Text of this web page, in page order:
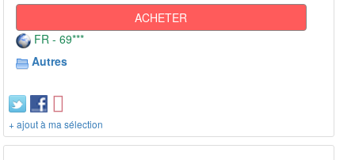
ACHETER
FR - 69***
Autres
+ ajout à ma sélection